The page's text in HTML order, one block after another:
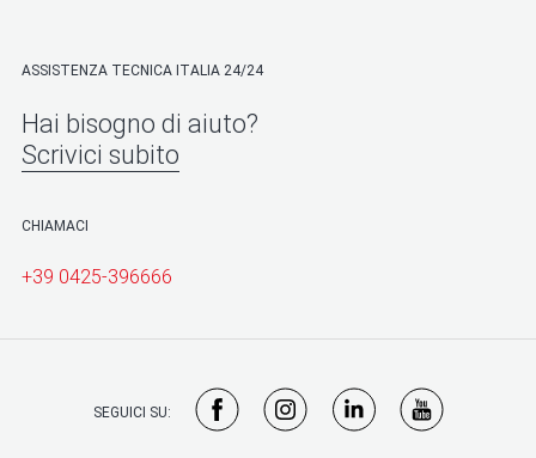
ASSISTENZA TECNICA ITALIA 24/24
Hai bisogno di aiuto?
Scrivici subito
CHIAMACI
+39 0425-396666
SEGUICI SU: